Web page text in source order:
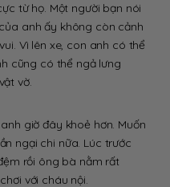
từ họ. Một người bạn nói
anh ấy không còn cảnh
Vì lên xe, con anh có thể
cũng có thể ngả lưng
vờ.
giờ đây khoẻ hơn. Muốn
ngại chi nữa. Lúc trước
rồi ông bà nằm rất
với cháu nội.